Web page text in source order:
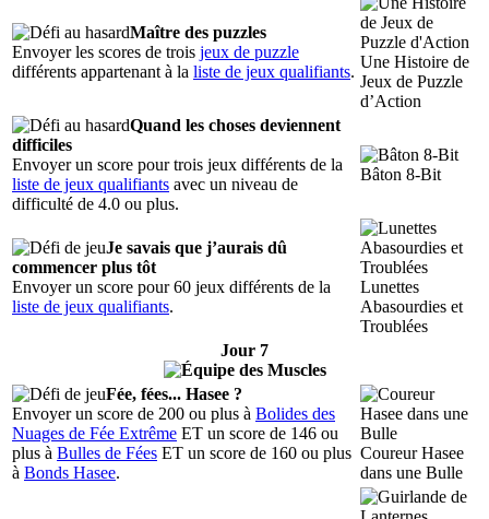
Maître des puzzles
Envoyer les scores de trois jeux de puzzle
différents appartenant à la liste de jeux qualifiants.
Une Histoire de
Jeux de Puzzle
d’Action
Quand les choses deviennent
difficiles
Envoyer un score pour trois jeux différents de la
liste de jeux qualifiants avec un niveau de
difficulté de 4.0 ou plus.
Bâton 8-Bit
Je savais que j’aurais dû
commencer plus tôt
Envoyer un score pour 60 jeux différents de la
liste de jeux qualifiants.
Lunettes
Abasourdies et
Troublées
Jour 7
Fée, fées... Hasee ?
Envoyer un score de 200 ou plus à Bolides des
Nuages de Fée Extrême ET un score de 146 ou
plus à Bulles de Fées ET un score de 160 ou plus
à Bonds Hasee.
Coureur Hasee
dans une Bulle